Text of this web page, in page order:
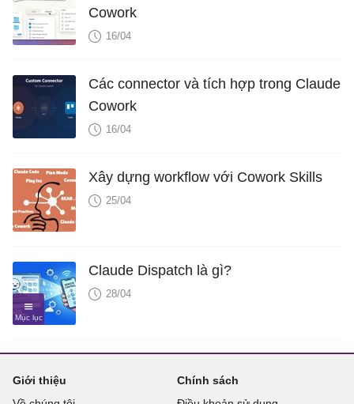
Cowork
16/04
Các connector và tích hợp trong Claude
Cowork
16/04
Xây dựng workflow với Cowork Skills
25/04
Claude Dispatch là gì?
28/04
Giới thiệu
Chính sách